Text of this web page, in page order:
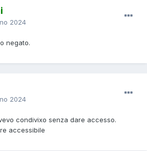
2024
negato.
2024
condivixo senza dare accesso.
accessibile